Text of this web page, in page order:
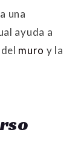
una
ayuda a
muro y la